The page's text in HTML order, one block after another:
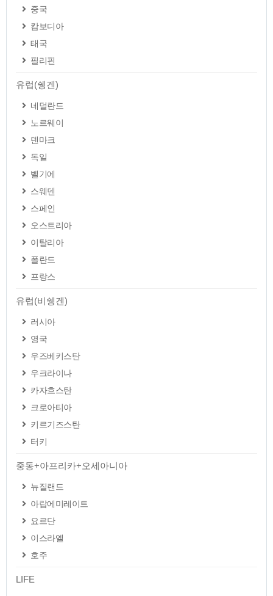
중국
캄보디아
태국
필리핀
유럽(쉥겐)
네덜란드
노르웨이
덴마크
독일
벨기에
스웨덴
스페인
오스트리아
이탈리아
폴란드
프랑스
유럽(비쉥겐)
러시아
영국
우즈베키스탄
우크라이나
카자흐스탄
크로아티아
키르기즈스탄
터키
중동+아프리카+오세아니아
뉴질랜드
아랍에미레이트
요르단
이스라엘
호주
LIFE